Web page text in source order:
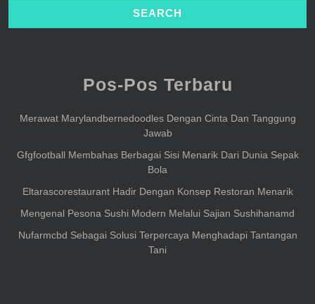
Pos-Pos Terbaru
Merawat Marylandbernedoodles Dengan Cinta Dan Tanggung
Jawab
Gfgfootball Membahas Berbagai Sisi Menarik Dari Dunia Sepak
Bola
Eltarascorestaurant Hadir Dengan Konsep Restoran Menarik
Mengenal Pesona Sushi Modern Melalui Sajian Sushihanamd
Nufarmcbd Sebagai Solusi Terpercaya Menghadapi Tantangan
Tani